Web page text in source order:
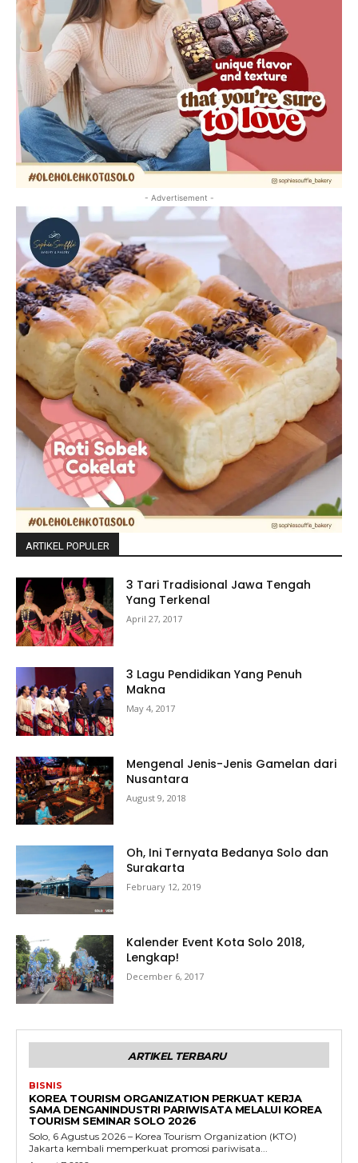
- Advertisement -
ARTIKEL POPULER
3 Tari Tradisional Jawa Tengah
Yang Terkenal
April 27, 2017
3 Lagu Pendidikan Yang Penuh
Makna
May 4, 2017
Mengenal Jenis-Jenis Gamelan dari
Nusantara
August 9, 2018
Oh, Ini Ternyata Bedanya Solo dan
Surakarta
February 12, 2019
Kalender Event Kota Solo 2018,
Lengkap!
December 6, 2017
ARTIKEL TERBARU
BISNIS
KOREA TOURISM ORGANIZATION PERKUAT KERJA
SAMA DENGANINDUSTRI PARIWISATA MELALUI KOREA
TOURISM SEMINAR SOLO 2026
Solo, 6 Agustus 2026 – Korea Tourism Organization (KTO)
Jakarta kembali memperkuat promosi pariwisata...